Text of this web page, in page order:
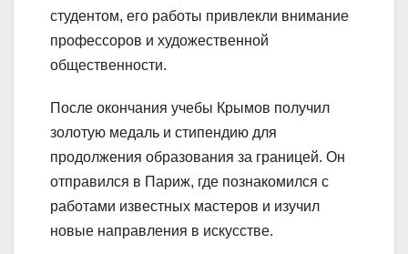
студентом, его работы привлекли внимание
профессоров и художественной
общественности.
После окончания учебы Крымов получил
золотую медаль и стипендию для
продолжения образования за границей. Он
отправился в Париж, где познакомился с
работами известных мастеров и изучил
новые направления в искусстве.